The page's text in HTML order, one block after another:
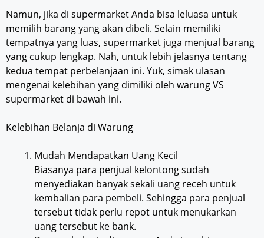
Namun, jika di supermarket Anda bisa leluasa untuk
memilih barang yang akan dibeli. Selain memiliki
tempatnya yang luas, supermarket juga menjual barang
yang cukup lengkap. Nah, untuk lebih jelasnya tentang
kedua tempat perbelanjaan ini. Yuk, simak ulasan
mengenai kelebihan yang dimiliki oleh warung VS
supermarket di bawah ini.
Kelebihan Belanja di Warung
Mudah Mendapatkan Uang Kecil
Biasanya para penjual kelontong sudah
menyediakan banyak sekali uang receh untuk
kembalian para pembeli. Sehingga para penjual
tersebut tidak perlu repot untuk menukarkan
uang tersebut ke bank.